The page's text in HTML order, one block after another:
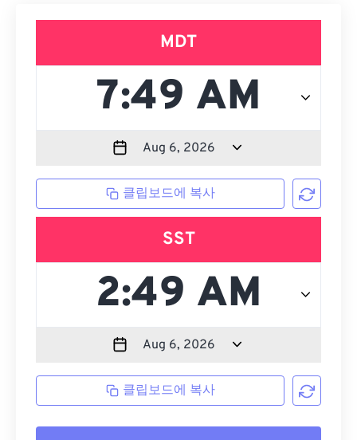
MDT
클립보드에 복사
SST
클립보드에 복사